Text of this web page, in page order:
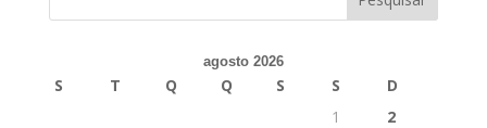
agosto 2026
S T Q Q S S
D
1
2